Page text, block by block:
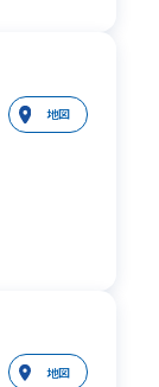
地図
地図